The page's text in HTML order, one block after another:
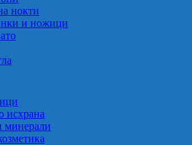
нокти
и ножици
исхрана
минерали